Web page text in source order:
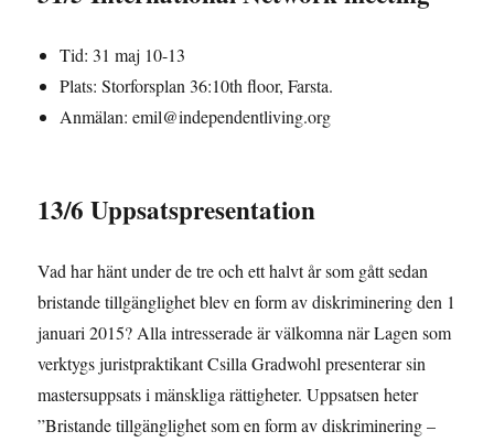
Tid: 31 maj 10-13
Plats: Storforsplan 36:10th floor, Farsta.
Anmälan: emil@independentliving.org
13/6 Uppsatspresentation
Vad har hänt under de tre och ett halvt år som gått sedan
bristande tillgänglighet blev en form av diskriminering den 1
januari 2015? Alla intresserade är välkomna när Lagen som
verktygs juristpraktikant Csilla Gradwohl presenterar sin
mastersuppsats i mänskliga rättigheter. Uppsatsen heter
”Bristande tillgänglighet som en form av diskriminering –